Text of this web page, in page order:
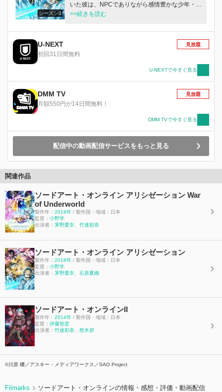
シーズン3
いた彼は、NPCでありながら感情豊かな少年・ユ
ージオと出会う。彼と行動を共にしながらログア
記憶”が甦り…？
>>続きを読む
U-NEXT
初回31日間無料
見放題
U-NEXTで今すぐ見る
DMM TV
月額550円が14日間無料！
見放題
DMM TVで今すぐ見る
配信中の動画配信サービスをもっと見る
関連作品
ソードアート・オンライン アリシゼーション War
of Underworld
製作年： 2019年 / 製作国・地域：日本
監督： 小野学
出演者： 茅野愛衣 竹達彩奈
ソードアート・オンライン アリシゼーション
製作年： 2018年 / 製作国・地域：日本
監督： 小野学
出演者： 茅野愛衣 石原夏織
ソードアート・オンラインII
製作年： 2014年 / 製作国・地域：日本
監督： 伊藤智彦
出演者： 竹達彩奈 悠木碧
©川原 礫／アスキー・メディアワークス／SAO Project
Filmarks ソードアート・オンラインの情報・感想・評価・動画配信